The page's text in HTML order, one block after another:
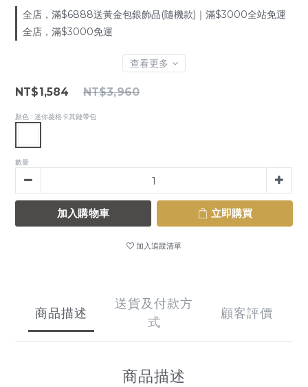
全店，滿$6888送黃金包銀飾品(隨機款)｜滿$3000全站免運
全店，滿$3000免運
查看更多
NT$1,584 NT$3,960
顏色 : 迷你菱格卡其鏈帶包
數量
加入購物車 立即購買
加入追蹤清單
商品描述
送貨及付款方
式
顧客評價
商品描述